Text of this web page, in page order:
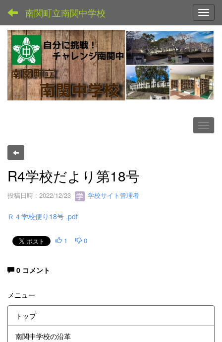
南関町立南関中学校
R4学校だより第18号
投稿日時 : 2022/12/23 学校サイト管理者
Ｒ４学校便り18号 .pdf
1 0
0 コメント
メニュー
トップ
南関中学校の沿革